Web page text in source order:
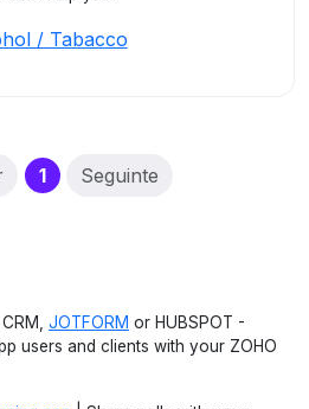
/ Tabacco
1(current)
Seguinte
JOTFORM or HUBSPOT -
users and clients with your ZOHO